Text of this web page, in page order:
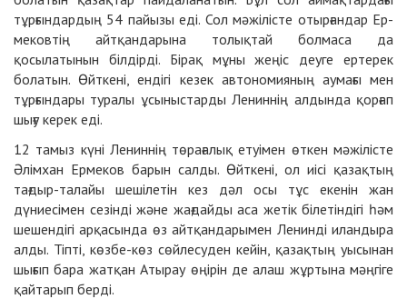
тұрғындардың 54 пайызы еді. Сол мәжілісте отырғандар Ер­
мековтің айтқандарына то­лықтай болмаса да
қосылатынын білдірді. Бірақ мұны жеңіс деуге ертерек
болатын. Өйткені, ендігі кезек автономияның аумағы мен
тұрғындары туралы ұсыныстарды Лениннің алдында қорғап
шығу керек еді.
12 тамыз күні Лениннің төраға­лық етуімен өткен мә­жілісте
Әлімхан Ермеков барын салды. Өйткені, ол иісі қазақтың
тағдыр-талайы шешілетін кез дәл осы тұс екенін жан
дүниесімен сезінді және жағдайды аса жетік білетіндігі һәм
шешендігі арқа­сында өз айтқандарымен Ленинді иландыра
алды. Тіпті, көзбе-көз сөйлесуден кейін, қазақтың уысынан
шығып бара жатқан Атырау өңірін де алаш жұртына мәңгіге
қайтарып берді.